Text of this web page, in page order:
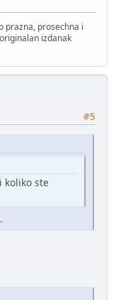
prazna, prosechna i
izdanak
#5
koliko ste